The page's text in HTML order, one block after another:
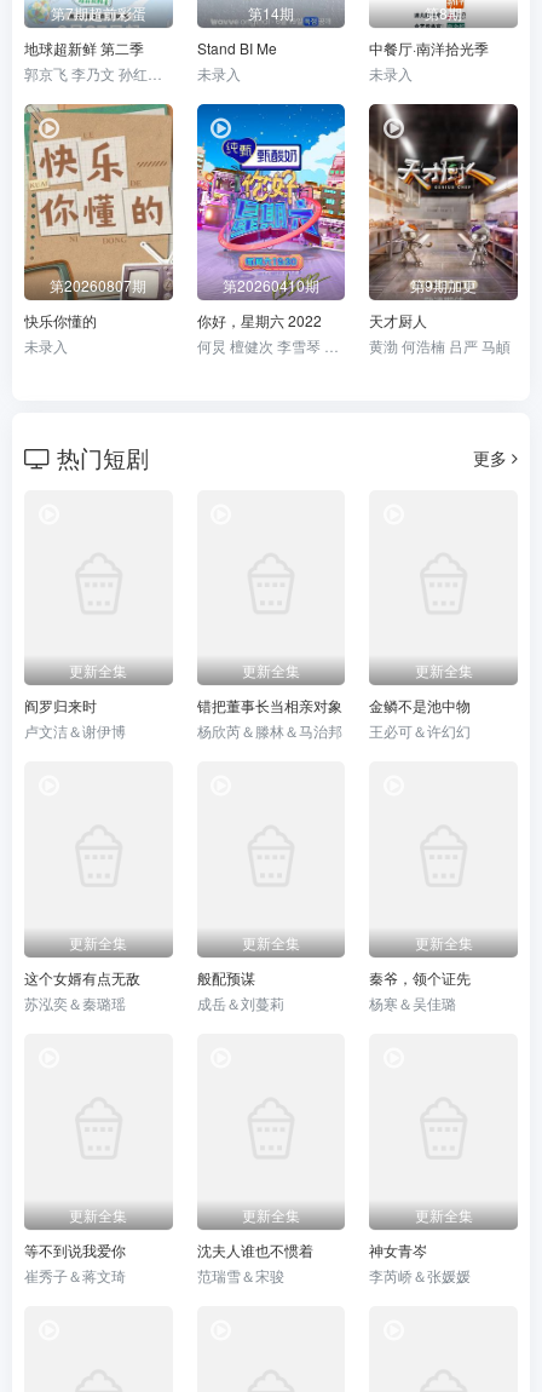
第7期超前彩蛋
地球超新鲜 第二季
第14期
Stand BI Me
未录入
第8期
中餐厅·南洋拾光季
未录入
第20260807期
快乐你懂的
未录入
第20260410期
你好，星期六 2022
第9期加更
天才厨人
黄渤 何浩楠 吕严 马頔
热门短剧 更多
更新全集
阎罗归来时
卢文洁＆谢伊博
更新全集
错把董事长当相亲对象
杨欣芮＆滕林＆马治邦
更新全集
金鳞不是池中物
王必可＆许幻幻
更新全集
这个女婿有点无敌
苏泓奕＆秦璐瑶
更新全集
般配预谋
成岳＆刘蔓莉
更新全集
秦爷，领个证先
杨寒＆吴佳璐
更新全集
等不到说我爱你
崔秀子＆蒋文琦
更新全集
沈夫人谁也不惯着
范瑞雪＆宋骏
更新全集
神女青岑
李芮峤＆张媛媛